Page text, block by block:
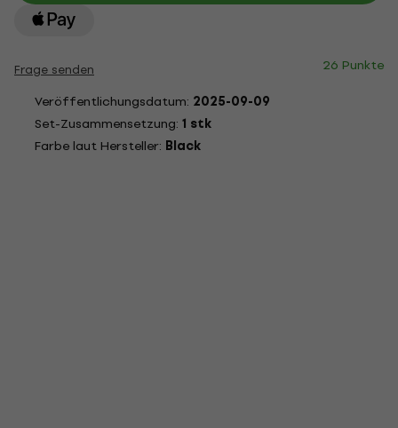
Frage senden
26 Punkte
Veröffentlichungsdatum: 2025-09-09
Set-Zusammensetzung: 1 stk
Farbe laut Hersteller: Black